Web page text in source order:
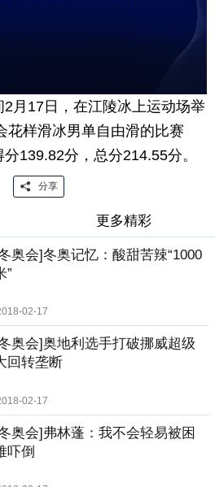
月17日，在江陵冰上运动场举
花样滑冰男单自由滑的比赛
139.82分，总分214.55分。
分享
更多精彩
奥会]冬奥记忆：酸甜苦辣“1000
”
02-17
奥会]奥地利选手打破挪威超级
回转垄断
02-17
奥会]弗林蓬：我不会轻易被困
吓倒